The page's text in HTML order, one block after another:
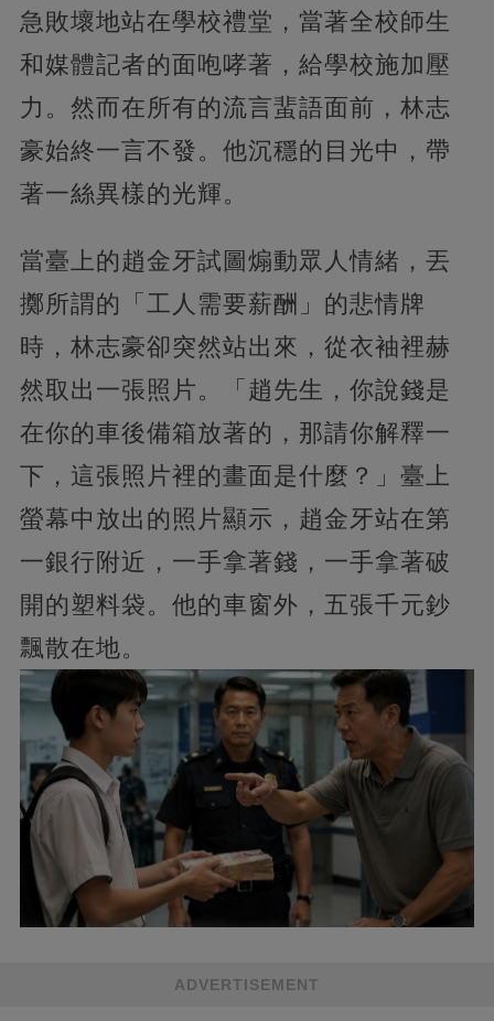
急敗壞地站在學校禮堂，當著全校師生
和媒體記者的面咆哮著，給學校施加壓
力。然而在所有的流言蜚語面前，林志
豪始終一言不發。他沉穩的目光中，帶
著一絲異樣的光輝。
當臺上的趙金牙試圖煽動眾人情緒，丟
擲所謂的「工人需要薪酬」的悲情牌
時，林志豪卻突然站出來，從衣袖裡赫
然取出一張照片。「趙先生，你說錢是
在你的車後備箱放著的，那請你解釋一
下，這張照片裡的畫面是什麼？」臺上
螢幕中放出的照片顯示，趙金牙站在第
一銀行附近，一手拿著錢，一手拿著破
開的塑料袋。他的車窗外，五張千元鈔
飄散在地。
ADVERTISEMENT